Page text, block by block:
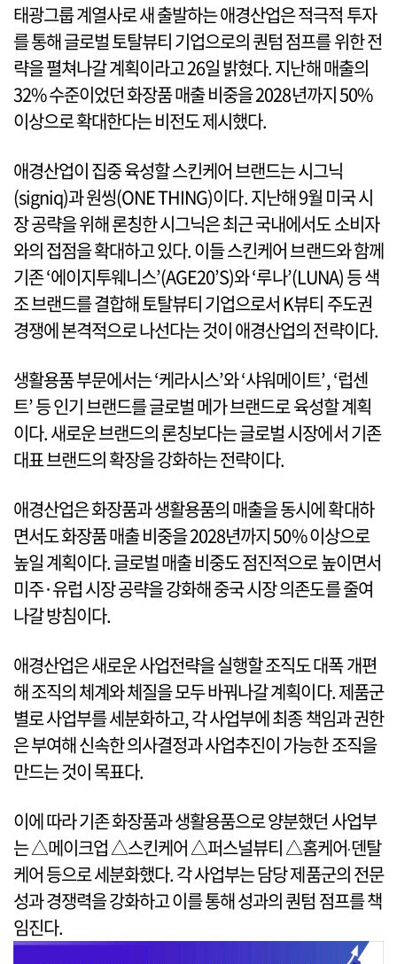
태광그룹 계열사로 새 출발하는 애경산업은 적극적 투자
를 통해 글로벌 토탈뷰티 기업으로의 퀀텀 점프를 위한 전
략을 펼쳐나갈 계획이라고 26일 밝혔다. 지난해 매출의
32% 수준이었던 화장품 매출 비중을 2028년까지 50%
이상으로 확대한다는 비전도 제시했다.
애경산업이 집중 육성할 스킨케어 브랜드는 시그닉
(signiq)과 원씽(ONE THING)이다. 지난해 9월 미국 시
장 공략을 위해 론칭한 시그닉은 최근 국내에서도 소비자
와의 접점을 확대하고 있다. 이들 스킨케어 브랜드와 함께
기존 ‘에이지투웨니스’(AGE20’S)와 ‘루나’(LUNA) 등 색
조 브랜드를 결합해 토탈뷰티 기업으로서 K뷰티 주도권
경쟁에 본격적으로 나선다는 것이 애경산업의 전략이다.
생활용품 부문에서는 ‘케라시스’와 ‘샤워메이트’, ‘럽센
트’ 등 인기 브랜드를 글로벌 메가 브랜드로 육성할 계획
이다. 새로운 브랜드의 론칭보다는 글로벌 시장에서 기존
대표 브랜드의 확장을 강화하는 전략이다.
애경산업은 화장품과 생활용품의 매출을 동시에 확대하
면서도 화장품 매출 비중을 2028년까지 50% 이상으로
높일 계획이다. 글로벌 매출 비중도 점진적으로 높이면서
미주·유럽 시장 공략을 강화해 중국 시장 의존도를 줄여
나갈 방침이다.
애경산업은 새로운 사업전략을 실행할 조직도 대폭 개편
해 조직의 체계와 체질을 모두 바꿔나갈 계획이다. 제품군
별로 사업부를 세분화하고, 각 사업부에 최종 책임과 권한
은 부여해 신속한 의사결정과 사업추진이 가능한 조직을
만드는 것이 목표다.
이에 따라 기존 화장품과 생활용품으로 양분했던 사업부
는 △메이크업 △스킨케어 △퍼스널뷰티 △홈케어‧덴탈
케어 등으로 세분화했다. 각 사업부는 담당 제품군의 전문
성과 경쟁력을 강화하고 이를 통해 성과의 퀀텀 점프를 책
임진다.